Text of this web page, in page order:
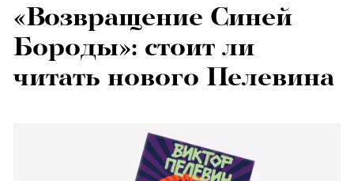
«Возвращение Синей
Бороды»: стоит ли
читать нового Пелевина